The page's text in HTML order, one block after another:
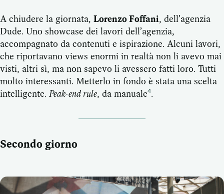
A chiudere la giornata, Lorenzo Foffani, dell’agenzia
Dude. Uno showcase dei lavori dell’agenzia,
accompagnato da contenuti e ispirazione. Alcuni lavori,
che riportavano views enormi in realtà non li avevo mai
visti, altri sì, ma non sapevo li avessero fatti loro. Tutti
molto interessanti. Metterlo in fondo è stata una scelta
intelligente. Peak-end rule, da manuale4.
Secondo giorno